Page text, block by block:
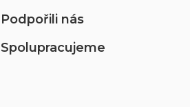
Podpořili nás
Spolupracujeme